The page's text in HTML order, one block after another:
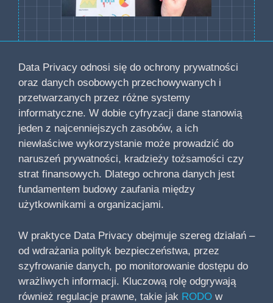
Data Privacy odnosi się do ochrony prywatności
oraz danych osobowych przechowywanych i
przetwarzanych przez różne systemy
informatyczne. W dobie cyfryzacji dane stanowią
jeden z najcenniejszych zasobów, a ich
niewłaściwe wykorzystanie może prowadzić do
naruszeń prywatności, kradzieży tożsamości czy
strat finansowych. Dlatego ochrona danych jest
fundamentem budowy zaufania między
użytkownikami a organizacjami.
W praktyce Data Privacy obejmuje szereg działań –
od wdrażania polityk bezpieczeństwa, przez
szyfrowanie danych, po monitorowanie dostępu do
wrażliwych informacji. Kluczową rolę odgrywają
również regulacje prawne, takie jak RODO w